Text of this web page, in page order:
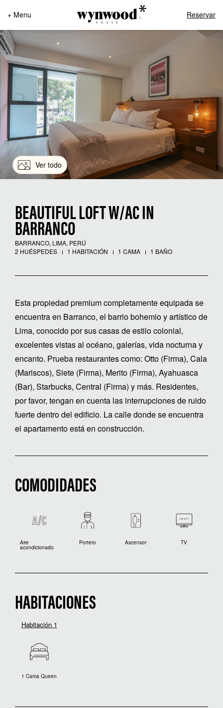
+ Menu Reservar
Ver todo
BEAUTIFUL LOFT W/AC IN
BARRANCO
BARRANCO, LIMA, PERÚ
2 HUÉSPEDES
1 HABITACIÓN 1 CAMA 1 BAÑO
Esta propiedad premium completamente equipada se
encuentra en Barranco, el barrio bohemio y artístico de
Lima, conocido por sus casas de estilo colonial,
excelentes vistas al océano, galerías, vida nocturna y
encanto. Prueba restaurantes como: Otto (Firma), Cala
(Mariscos), Siete (Firma), Merito (Firma), Ayahuasca
(Bar), Starbucks, Central (Firma) y más. Residentes,
por favor, tengan en cuenta las interrupciones de ruido
fuerte dentro del edificio. La calle donde se encuentra
el apartamento está en construcción.
COMODIDADES
Aire
acondicionado
Portero Ascensor TV
HABITACIONES
Habitación 1
1 Cama Queen